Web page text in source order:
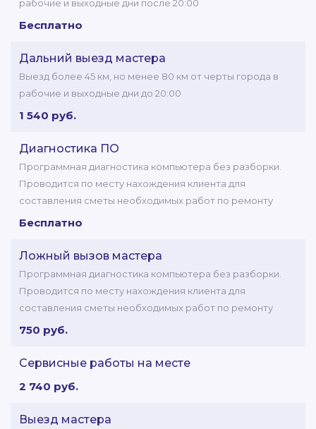
рабочие и выходные дни после 20:00
Бесплатно
Дальний выезд мастера
Выезд более 45 км, но менее 80 км от черты города в
рабочие и выходные дни до 20:00
1 540 руб.
Диагностика ПО
Программная диагностика компьютера без разборки.
Проводится по месту нахождения клиента для
составления сметы необходимых работ по ремонту
Бесплатно
Ложный вызов мастера
Программная диагностика компьютера без разборки.
Проводится по месту нахождения клиента для
составления сметы необходимых работ по ремонту
750 руб.
Сервисные работы на месте
2 740 руб.
Выезд мастера